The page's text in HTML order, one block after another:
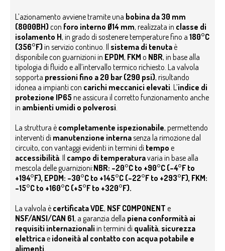
L’azionamento avviene tramite una bobina da 30 mm
(8000BH) con foro interno Ø14 mm, realizzata in classe di
isolamento H, in grado di sostenere temperature fino a 180°C
(356°F) in servizio continuo. Il sistema di tenutaè
disponibile con guarnizioni in EPDM, FKM o NBR, in base alla
tipologia di fluido e all’intervallo termico richiesto. La valvola
sopporta pressioni fino a 20 bar (290 psi), risultando
idonea a impianti con carichi meccanici elevati . L’indice di
protezione IP65 ne assicura il corretto funzionamento anche
in ambienti umidi o polverosi
La struttura è completamente ispezionabile, permettendo
interventi di manutenzione internasenza la rimozione dal
circuito, con vantaggi evidenti in termini di tempo e
accessibilità Il campo di temperaturavaria in base alla
mescola delle guarnizioni:NBR: –20°C to +90°C (–4°F to
+194°F), EPDM: –30°C to +145°C (–22°F to +293°F), FKM:
–15°C to +160°C (+5°F to +320°F).
La valvola è certificata VDE, NSF COMPONENT e
NSF/ANSI/CAN 61, a garanzia della piena conformità ai
requisiti internazionali in termini di qualità, sicurezza
elettricae idoneità al contatto con acqua potabile e
alimenti